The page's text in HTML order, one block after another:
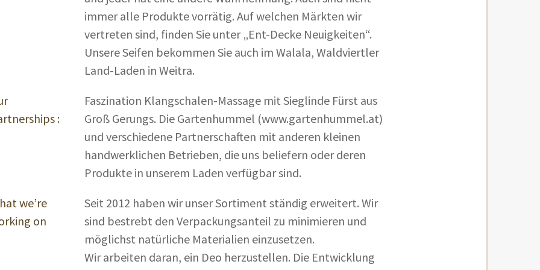
immer alle Produkte vorrätig. Auf welchen Märkten wir
vertreten sind, finden Sie unter „Ent-Decke Neuigkeiten“.
Unsere Seifen bekommen Sie auch im Walala, Waldviertler
Land-Laden in Weitra.
:
Faszination Klangschalen-Massage mit Sieglinde Fürst aus
Groß Gerungs. Die Gartenhummel (www.gartenhummel.at)
und verschiedene Partnerschaften mit anderen kleinen
handwerklichen Betrieben, die uns beliefern oder deren
Produkte in unserem Laden verfügbar sind.
we’re
on
Seit 2012 haben wir unser Sortiment ständig erweitert. Wir
sind bestrebt den Verpackungsanteil zu minimieren und
möglichst natürliche Materialien einzusetzen.
Wir arbeiten daran, ein Deo herzustellen. Die Entwicklung